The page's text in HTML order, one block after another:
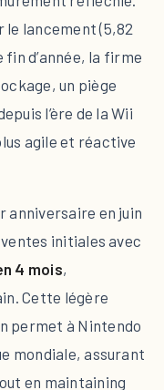
le lancement (5,82
d’année, la firme
un piège
l’ère de la Wii
agile et réactive
anniversaire en juin
initiales avec
4 mois,
Cette légère
permet à Nintendo
mondiale, assurant
en maintaining